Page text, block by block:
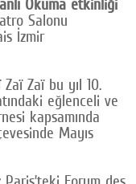
Okuma etkinliği
Salonu
İzmir
Zaï bu yıl 10.
eğlenceli ve
kapsamında
Mayıs